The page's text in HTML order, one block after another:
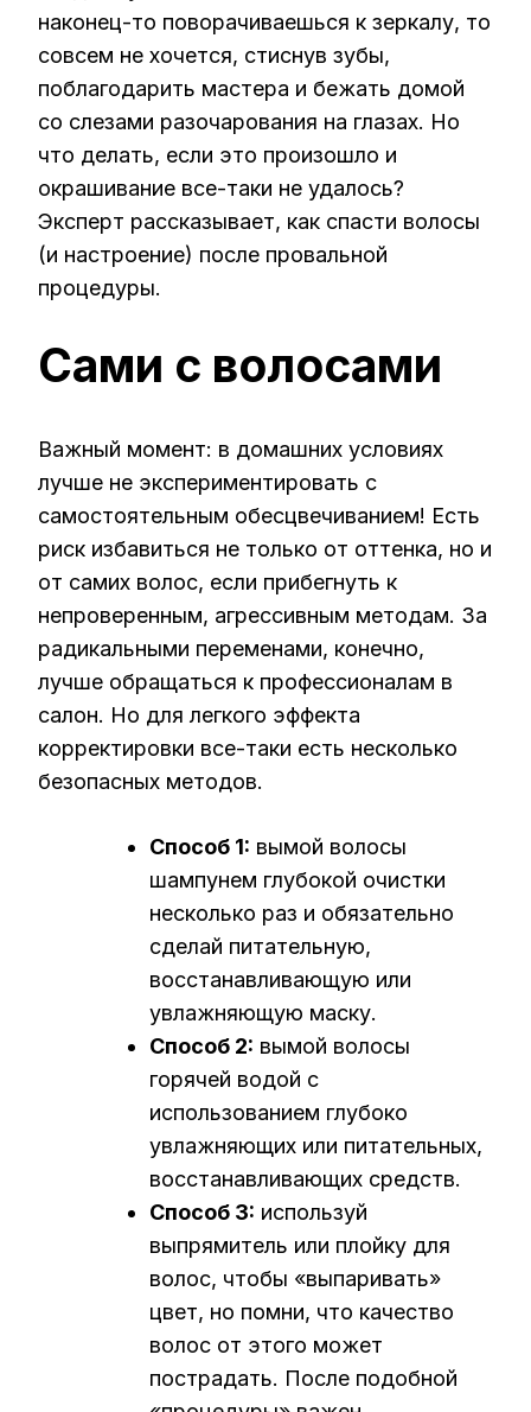
наконец-то поворачиваешься к зеркалу, то
совсем не хочется, стиснув зубы,
поблагодарить мастера и бежать домой
со слезами разочарования на глазах. Но
что делать, если это произошло и
окрашивание все-таки не удалось?
Эксперт рассказывает, как спасти волосы
(и настроение) после провальной
процедуры.
Сами с волосами
Важный момент: в домашних условиях
лучше не экспериментировать с
самостоятельным обесцвечиванием! Есть
риск избавиться не только от оттенка, но и
от самих волос, если прибегнуть к
непроверенным, агрессивным методам. За
радикальными переменами, конечно,
лучше обращаться к профессионалам в
салон. Но для легкого эффекта
корректировки все-таки есть несколько
безопасных методов.
Способ 1: вымой волосы
шампунем глубокой очистки
несколько раз и обязательно
сделай питательную,
восстанавливающую или
увлажняющую маску.
Способ 2: вымой волосы
горячей водой с
использованием глубоко
увлажняющих или питательных,
восстанавливающих средств.
Способ 3: используй
выпрямитель или плойку для
волос, чтобы «выпаривать»
цвет, но помни, что качество
волос от этого может
пострадать. После подобной